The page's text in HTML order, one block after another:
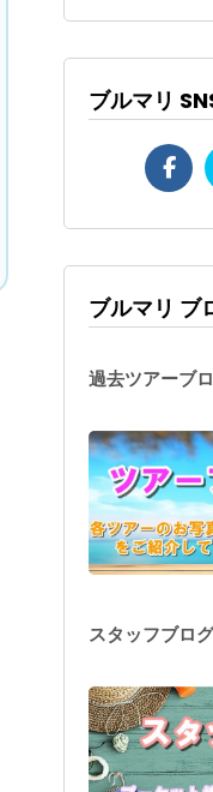
ブルマリ
ブルマリ ブ
過去ツアーブ
スタッフブロ